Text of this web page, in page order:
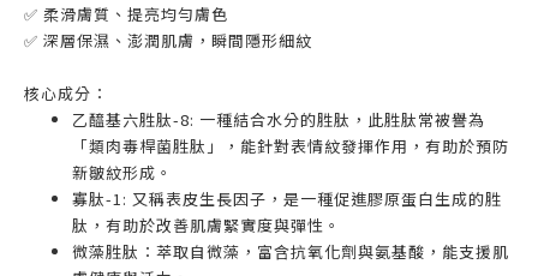
✅ 柔滑膚質、提亮均勻膚色
✅ 深層保濕、澎潤肌膚，瞬間隱形細紋
核心成分：
乙醯基六胜肽-8: 一種結合水分的胜肽，此胜肽常被譽為
「類肉毒桿菌胜肽」，能針對表情紋發揮作用，有助於預防
新皺紋形成。
寡肽-1: 又稱表皮生長因子，是一種促進膠原蛋白生成的胜
肽，有助於改善肌膚緊實度與彈性。
微藻胜肽：萃取自微藻，富含抗氧化劑與氨基酸，能支援肌